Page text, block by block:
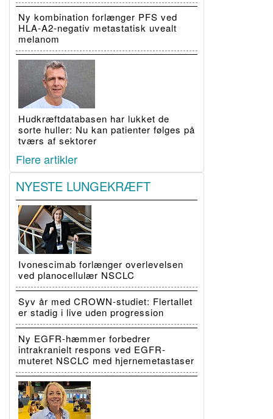
Ny kombination forlænger PFS ved
HLA-A2-negativ metastatisk uvealt
melanom
Hudkræftdatabasen har lukket de
sorte huller: Nu kan patienter følges på
tværs af sektorer
Flere artikler
NYESTE LUNGEKRÆFT
Ivonescimab forlænger overlevelsen
ved planocellulær NSCLC
Syv år med CROWN-studiet: Flertallet
er stadig i live uden progression
Ny EGFR-hæmmer forbedrer
intrakranielt respons ved EGFR-
muteret NSCLC med hjernemetastaser